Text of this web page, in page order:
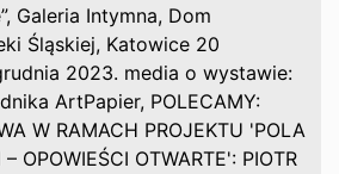
Galeria Intymna, Dom
Śląskiej, Katowice 20
2023. media o wystawie:
ArtPapier, POLECAMY:
W RAMACH PROJEKTU 'POLA
OPOWIEŚCI OTWARTE': PIOTR